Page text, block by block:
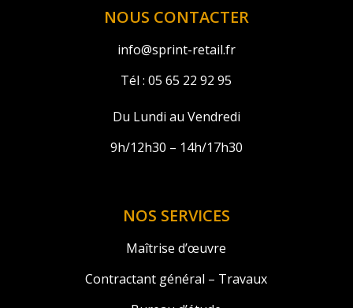
NOUS CONTACTER
info@sprint-retail.fr
Tél : 05 65 22 92 95
Du Lundi au Vendredi
9h/12h30 – 14h/17h30
NOS SERVICES
Maîtrise d’œuvre
Contractant général – Travaux